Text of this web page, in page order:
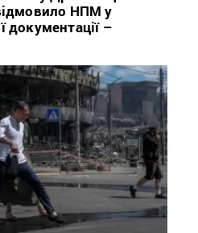
НПМ у
документації –